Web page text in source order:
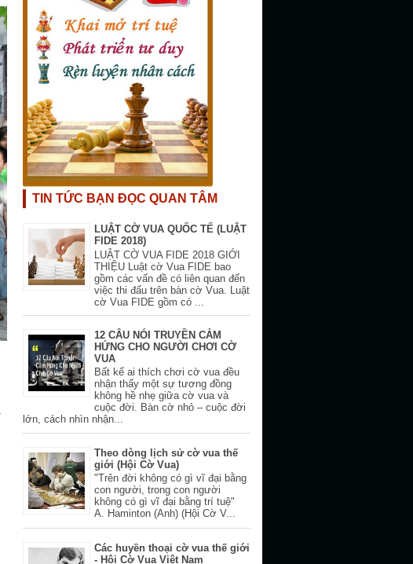
TIN TỨC BẠN ĐỌC QUAN TÂM
LUẬT CỜ VUA QUỐC TẾ (LUẬT
FIDE 2018)
LUẬT CỜ VUA FIDE 2018 GIỚI
THIỆU Luật cờ Vua FIDE bao
gồm các vấn đề có liên quan đến
việc thi đấu trên bàn cờ Vua. Luật
cờ Vua FIDE gồm có ...
12 CÂU NÓI TRUYỀN CẢM
HỨNG CHO NGƯỜI CHƠI CỜ
VUA
Bất kể ai thích chơi cờ vua đều
nhận thấy một sự tương đồng
không hề nhẹ giữa cờ vua và
cuộc đời. Bàn cờ nhỏ – cuộc đời
lớn, cách nhìn nhận...
Theo dòng lịch sử cờ vua thế
giới (Hội Cờ Vua)
"Trên đời không có gì vĩ đại bằng
con người, trong con người
không có gì vĩ đại bằng trí tuệ"
A. Haminton (Anh) (Hội Cờ V...
Các huyền thoại cờ vua thế giới
- Hội Cờ Vua Việt Nam